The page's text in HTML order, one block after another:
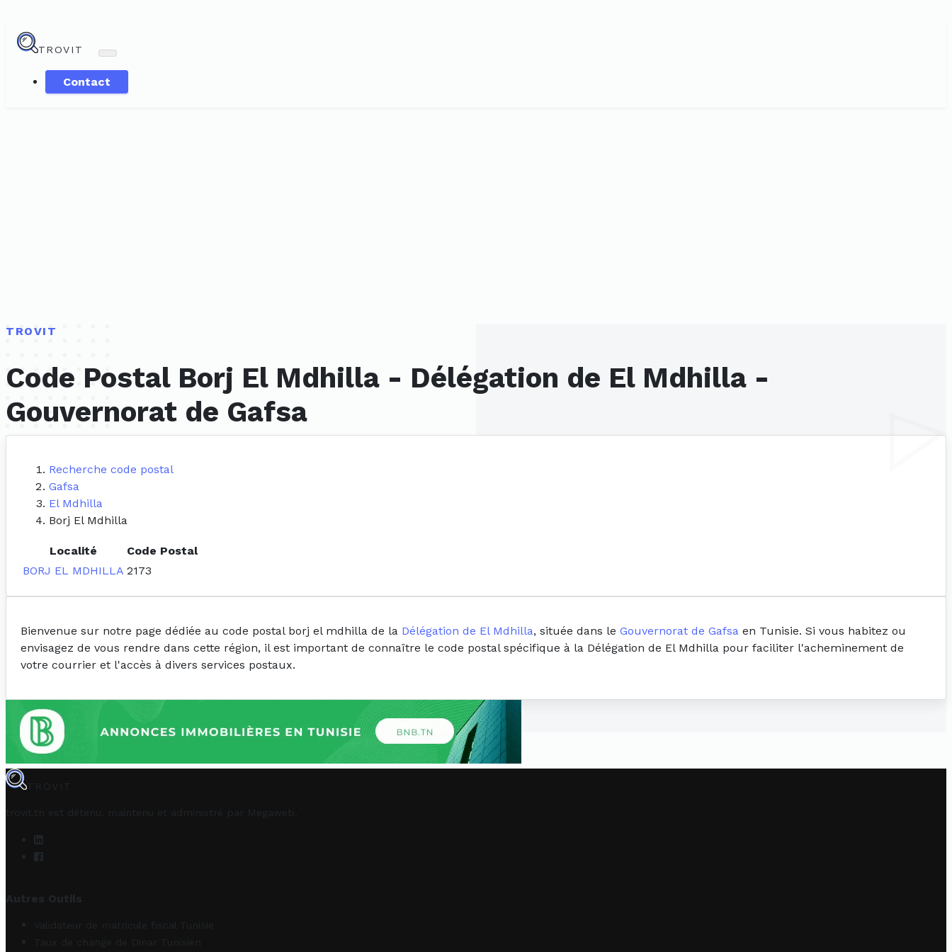
TROVIT
Contact
TROVIT
Code Postal Borj El Mdhilla - Délégation de El Mdhilla -
Gouvernorat de Gafsa
Recherche code postal
Gafsa
El Mdhilla
Borj El Mdhilla
Localité
Code Postal
BORJ EL MDHILLA 2173
Bienvenue sur notre page dédiée au code postal borj el mdhilla de la Délégation de El Mdhilla, située dans le Gouvernorat de Gafsa en Tunisie. Si vous habitez ou
envisagez de vous rendre dans cette région, il est important de connaître le code postal spécifique à la Délégation de El Mdhilla pour faciliter l'acheminement de
votre courrier et l'accès à divers services postaux.
TROVIT
trovit.tn est détenu, maintenu et administré par Megaweb
Autres Outils
Validateur de matricule fiscal Tunisie
Taux de change de Dinar Tunisien